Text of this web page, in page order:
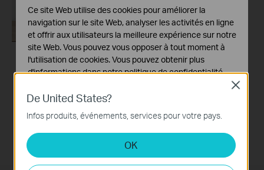
How to Set up TP-
De United States?
Infos produits, événements, services pour votre pays.
OK
Close
Ce site Web utilise des cookies pour améliorer la
navigation sur le site Web, analyser les activités en ligne
et offrir aux utilisateurs la meilleure expérience sur notre
site Web. Vous pouvez vous opposer à tout moment à
l'utilisation de cookies. Vous pouvez obtenir plus
d'informations dans notrepolitique de confidentialité.
Cookies basiques
Ces cookies sont nécessaires au fonctionnement du
site Web et ne peuvent pas être désactivés dans vos
Cookies d'analyse et marketing
Les cookies d'analyse nous permettent d'analyser vos